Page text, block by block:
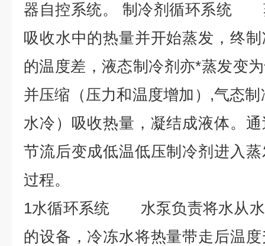
器自控系统。 制冷剂循环系统
吸收水中的热量并开始蒸发，终
的温度差，液态制冷剂亦*蒸发变
并压缩（压力和温度增加）,气态
水冷）吸收热量，凝结成液体。
节流后变成低温低压制冷剂进入
过程。
1水循环系统 水泵负责将水从水
的设备，冷冻水将热量带走后温